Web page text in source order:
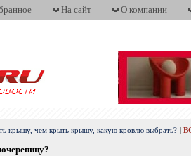
На сайт О компании
крышу, чем крыть крышу, какую кровлю выбрать?